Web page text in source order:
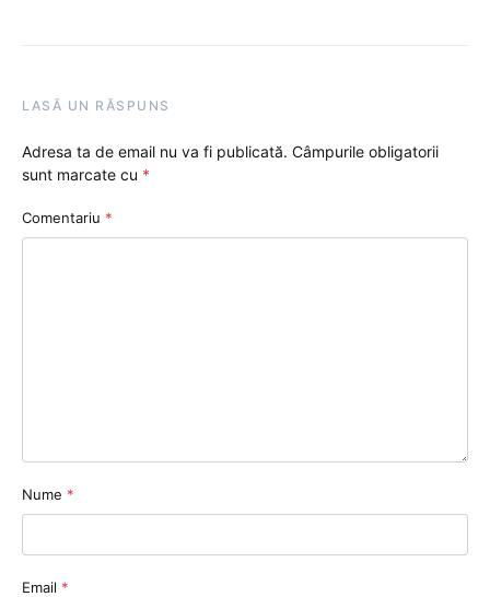
LASĂ UN RĂSPUNS
Adresa ta de email nu va fi publicată. Câmpurile obligatorii
sunt marcate cu *
Comentariu *
Nume *
Email *